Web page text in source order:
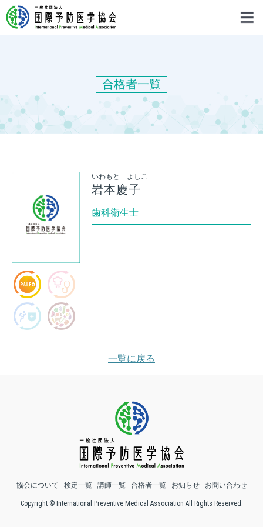
合格者一覧
いわもと よしこ
岩本慶子
歯科衛生士
一覧に戻る
協会について 検定一覧 講師一覧 合格者一覧 お知らせ お問い合わせ
Copyright © International Preventive Medical Association All Rights Reserved.